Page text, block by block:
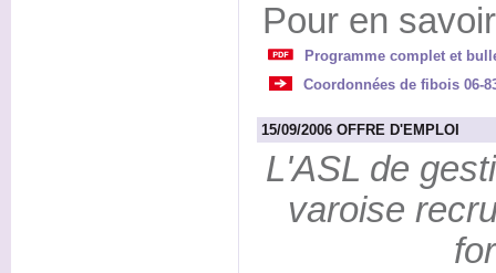
Pour en
Programme complet et
Coordonnées de fibois 06-
15/09/2006 OFFRE D'EMPLOI
L'ASL de
varoise